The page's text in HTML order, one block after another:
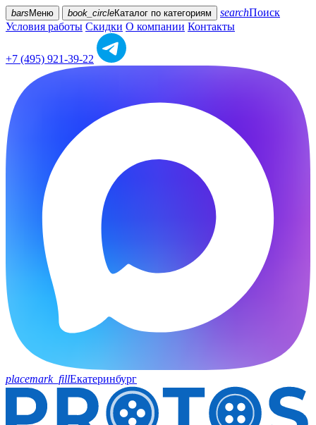
bars Меню book_circleКаталог по категориям searchПоиск
Условия работы Скидки О компании Контакты
+7 (495) 921-39-22
placemark_fillЕкатеринбург